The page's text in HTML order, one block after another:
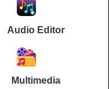
Audio Editor
Multimedia